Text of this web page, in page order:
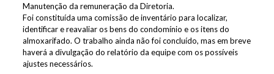
Manutenção da remuneração da Diretoria.
Foi constituída uma comissão de inventário para localizar,
identificar e reavaliar os bens do condomínio e os itens do
almoxarifado. O trabalho ainda não foi concluído, mas em breve
haverá a divulgação do relatório da equipe com os possíveis
ajustes necessários.